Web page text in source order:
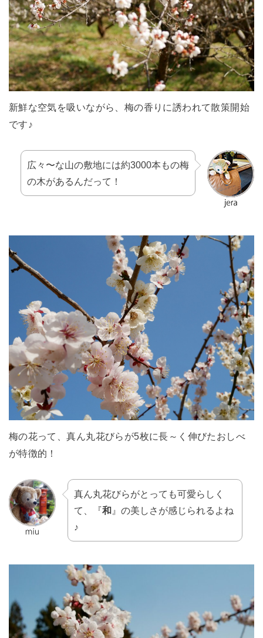
新鮮な空気を吸いながら、梅の香りに誘われて散策開始
です♪
広々〜な山の敷地には約3000本もの梅
の木があるんだって！
梅の花って、真ん丸花びらが5枚に長～く伸びたおしべ
が特徴的！
真ん丸花びらがとっても可愛らしく
て、『和』の美しさが感じられるよね
♪